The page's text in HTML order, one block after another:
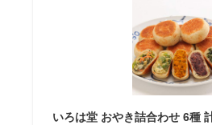
いろは堂 おやき詰合わせ 6種